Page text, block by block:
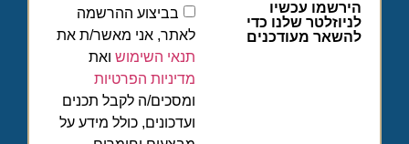
הירשמו עכשיו
לניוזלטר שלנו כדי
להשאר מעודכנים
בביצוע ההרשמה
לאתר, אני מאשר/ת את
תנאי השימוש ואת
מדיניות הפרטיות
ומסכים/ה לקבל תכנים
ועדכונים, כולל מידע על